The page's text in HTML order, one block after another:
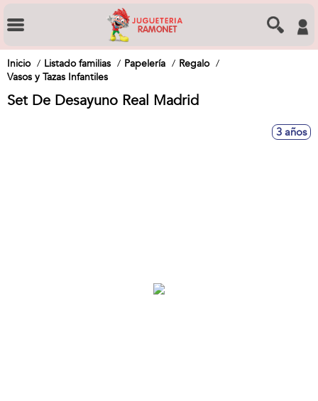
Inicio Listado familias Papelería
Regalo
Vasos y Tazas Infantiles
Set De Desayuno Real Madrid
3 años